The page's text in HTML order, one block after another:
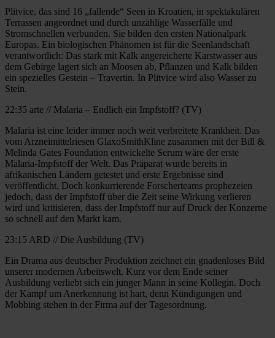
Plitvice, das sind 16 „fallende“ Seen in Kroatien, in spektakulären
Terrassen angeordnet und durch unzählige Wasserfälle und
Stromschnellen verbunden. Sie bilden den ersten Nationalpark
Europas. Ein biologischen Phänomen ist für die Seenlandschaft
verantwortlich: Das stark mit Kalk angereicherte Karstwasser aus
dem Gebirge lagert sich an Moosen ab, Pflanzen und Kalk bilden
ein spezielles Gestein – Travertin. In Plitvice wird also Wasser zu
Stein.
22:35 arte // Malaria – Endlich ein Impfstoff? (TV)
Malaria ist eine leider immer noch weit verbreitete Krankheit. Das
vom Arzneimittelriesen GlaxoSmithKline zusammen mit der Bill &
Melinda Gates Foundation entwickelte Serum wäre der erste
Malaria-Impfstoff der Welt. Das Präparat wurde bereits in
afrikanischen Ländern getestet und erste Ergebnisse sind
veröffentlicht. Doch konkurrierende Forscherteams prophezeien
jedoch, dass der Impfstoff über die Zeit seine Wirkung verlieren
wird und kritisieren, dass der Impfstoff nur auf Druck der Konzerne
so schnell auf den Markt kam.
23:15 ARD // Die Ausbildung (TV)
Ein Drama aus deutscher Produktion zeichnet ein gnadenloses Bild
unserer modernen Arbeitswelt. Kurz vor dem Ende seiner
Ausbildung verliebt sich ein junger Mann in seine Kollegin. Doch
der Kampf um Anerkennung ist hart, denn Kündigungen und
Mobbing stehen in der Firma auf der Tagesordnung.